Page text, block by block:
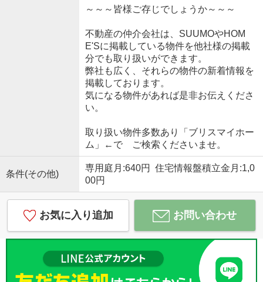
～～～皆様ご存じでしょうか～～～
不動産の仲介会社は、SUUMOやHOM
E'Sに掲載している物件を他社様の掲載
分でも取り扱いができます。
弊社も広く、それらの物件の新着情報を
掲載しております。
気になる物件があれば是非お伝えくださ
い。
取り扱い物件多数あり「ブリスマイホー
ム」←で ご検索くださいませ。
条件(その他)
専用庭月:640円 住宅情報盤積立金月:1,0
00円
お気に入り追加 お問い合わせ